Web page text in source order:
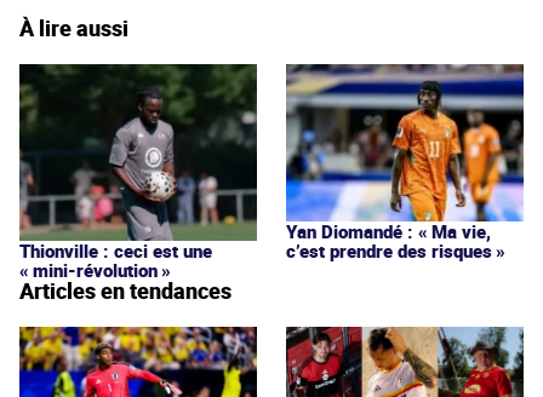
À lire aussi
Thionville : ceci est une
« mini-révolution »
Yan Diomandé : « Ma vie,
c’est prendre des risques »
Articles en tendances